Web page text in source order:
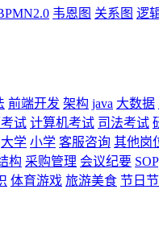
韦恩图 关系图 逻
前端开发 架构 java 大数据
试 计算机考试 司法考试
大学 小学 客服咨询 其他岗
构 采购管理 会议纪要 SOP
体育游戏 旅游美食 节日